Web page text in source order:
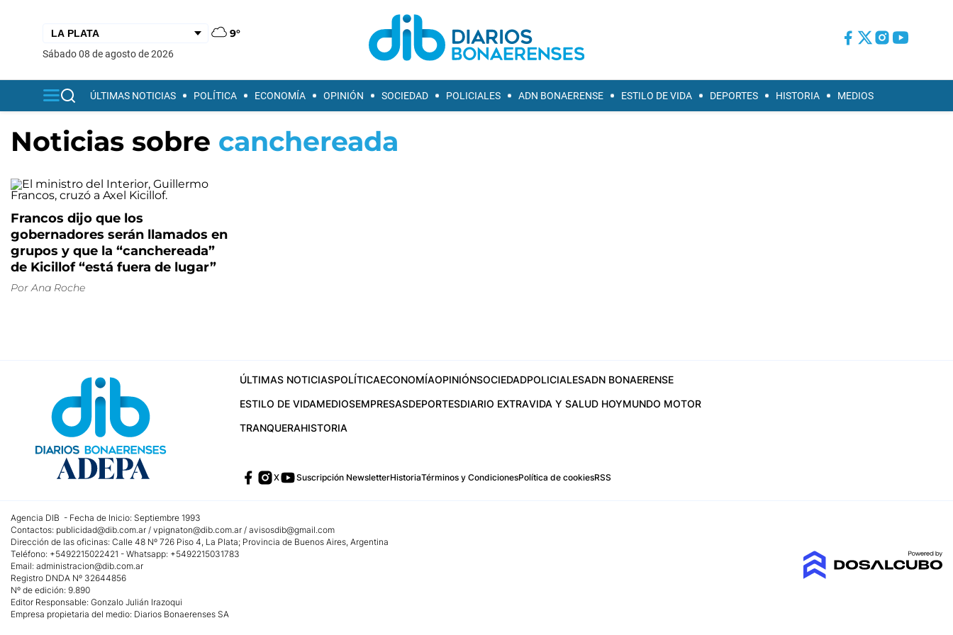
9°
sábado 08 de agosto de 2026
ÚLTIMAS NOTICIAS POLÍTICA ECONOMÍA OPINIÓN SOCIEDAD POLICIALES ADN BONAERENSE ESTILO DE VIDA DEPORTES HISTORIA MEDIOS
Noticias sobre canchereada
Francos dijo que los
gobernadores serán llamados en
grupos y que la “canchereada”
de Kicillof “está fuera de lugar”
Por Ana Roche
ÚLTIMAS NOTICIASPOLÍTICAECONOMÍAOPINIÓNSOCIEDADPOLICIALESADN BONAERENSE
ESTILO DE VIDAMEDIOSEMPRESASDEPORTESDIARIO EXTRAVIDA Y SALUD HOYMUNDO MOTOR
TRANQUERAHISTORIA
X Suscripción NewsletterHistoriaTérminos y CondicionesPolítica de cookiesRSS
Agencia DIB - Fecha de Inicio: Septiembre 1993
Contactos: publicidad@dib.com.ar / vpignaton@dib.com.ar / avisosdib@gmail.com
Dirección de las oficinas: Calle 48 Nº 726 Piso 4, La Plata; Provincia de Buenos Aires, Argentina
Teléfono: +5492215022421 - Whatsapp: +5492215031783
Email: administracion@dib.com.ar
Registro DNDA Nº 32644856
Nº de edición: 9.890
Editor Responsable: Gonzalo Julián Irazoqui
Empresa propietaria del medio: Diarios Bonaerenses SA